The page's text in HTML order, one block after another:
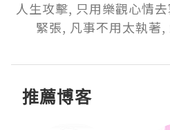
人生攻擊, 只用樂觀心情
緊張, 凡事不用太執著,
推薦博客